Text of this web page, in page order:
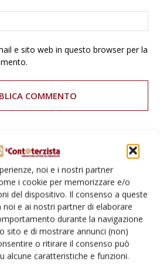
noi e i nostri partner
i cookie per memorizzare e/o
del dispositivo. Il consenso a queste
e ai nostri partner di elaborare
durante la navigazione
sito e di mostrare annunci (non)
o ritirare il consenso può
alcune caratteristiche e funzioni.
e sito web in questo browser per la
dalle aziende